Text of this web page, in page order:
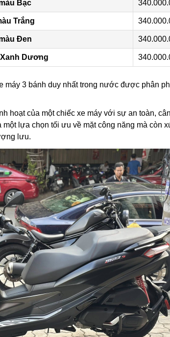
Bạc
Trắng
Đen
Xanh Dương
máy 3 bánh duy nhất trong nước được phân
hoạt của một chiếc xe máy với sự an toàn,
lựa chọn tối ưu về mặt công năng mà còn
lưu.